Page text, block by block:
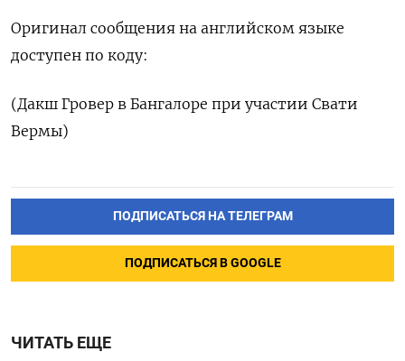
Оригинал сообщения на английском языке
доступен по коду:
(Дакш Гровер в Бангалоре при участии Свати
Вермы)
ПОДПИСАТЬСЯ НА ТЕЛЕГРАМ
ПОДПИСАТЬСЯ В GOOGLE
ЧИТАТЬ ЕЩЕ